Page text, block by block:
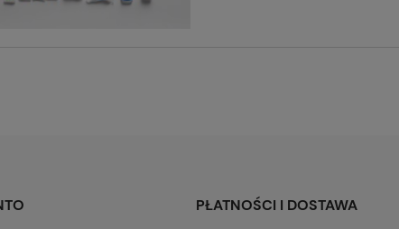
PŁATNOŚCI I DOSTAWA